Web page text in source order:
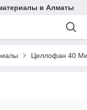
в Алматы
Целлофан 40